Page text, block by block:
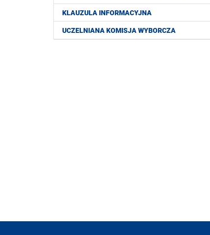
KLAUZULA INFORMACYJNA
UCZELNIANA KOMISJA WYBORCZA